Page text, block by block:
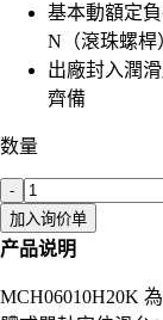
基本動額定負
N（滾珠螺桿
出廠封入潤
齊備
数量
-
加入询价单
产品说明
MCH06010H20K